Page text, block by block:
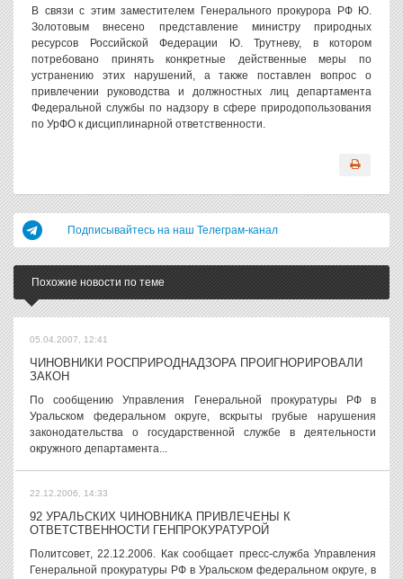
В связи с этим заместителем Генерального прокурора РФ Ю.
Золотовым внесено представление министру природных
ресурсов Российской Федерации Ю. Трутневу, в котором
потребовано принять конкретные действенные меры по
устранению этих нарушений, а также поставлен вопрос о
привлечении руководства и должностных лиц департамента
Федеральной службы по надзору в сфере природопользования
по УрФО к дисциплинарной ответственности.
Подписывайтесь на наш Телеграм-канал
Похожие новости по теме
05.04.2007, 12:41
ЧИНОВНИКИ РОСПРИРОДНАДЗОРА ПРОИГНОРИРОВАЛИ
ЗАКОН
По сообщению Управления Генеральной прокуратуры РФ в
Уральском федеральном округе, вскрыты грубые нарушения
законодательства о государственной службе в деятельности
окружного департамента...
22.12.2006, 14:33
92 УРАЛЬСКИХ ЧИНОВНИКА ПРИВЛЕЧЕНЫ К
ОТВЕТСТВЕННОСТИ ГЕНПРОКУРАТУРОЙ
Политсовет, 22.12.2006. Как сообщает пресс-служба Управления
Генеральной прокуратуры РФ в Уральском федеральном округе, в